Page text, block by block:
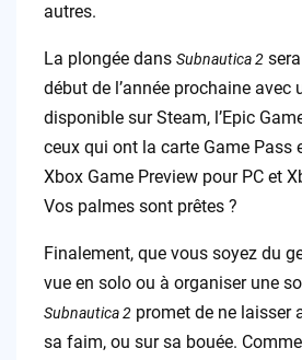
autres.
La plongée dans Subnautica 2sera
début de l’année prochaine avec
disponible sur Steam, l’Epic
ceux qui ont la carte Game Pass
Xbox Game Preview pour PC et
Vos palmes sont prêtes ?
Finalement, que vous soyez du
vue en solo ou à organiser une
Subnautica 2promet de ne laisser
sa faim, ou sur sa bouée.